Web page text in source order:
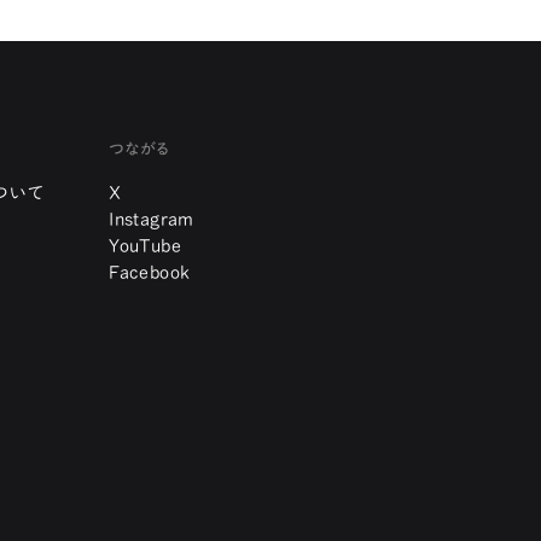
いて
つながる
X
Instagram
YouTube
Facebook